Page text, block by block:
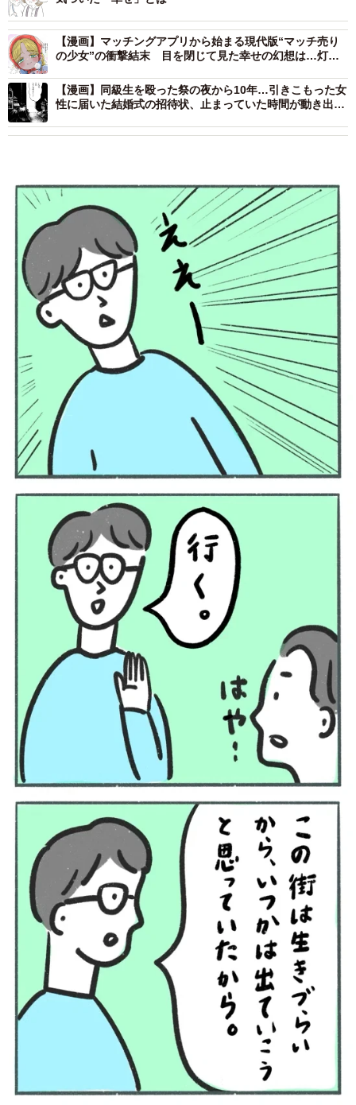
【漫画】マッチングアプリから始まる現代版“マッチ売り
の少女”の衝撃結末 目を閉じて見た幸せの幻想は…灯火
【漫画】同級生を殴った祭の夜から10年…引きこもった女
性に届いた結婚式の招待状、止まっていた時間が動き出し